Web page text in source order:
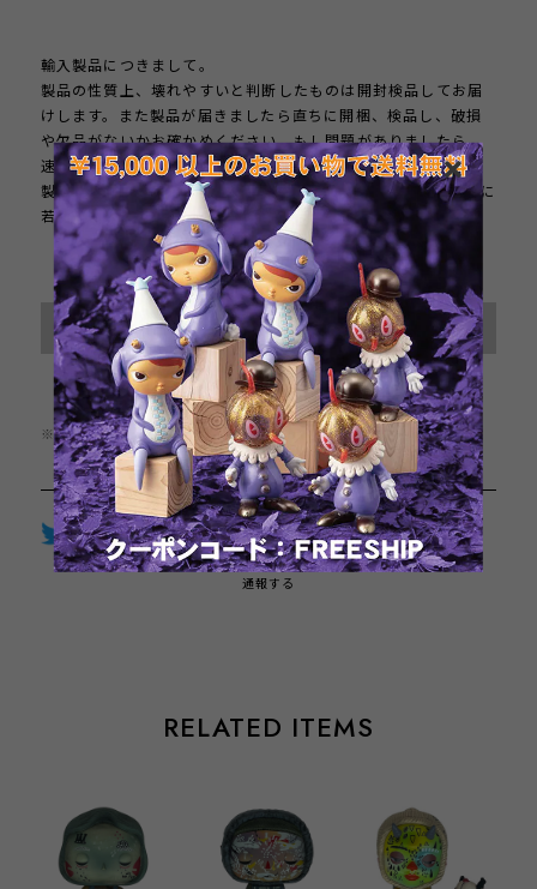
輸入製品につきまして。
製品の性質上、壊れやすいと判断したものは開封検品してお届
けします。また製品が届きましたら直ちに開梱、検品し、破損
や欠品がないかお確かめください。もし問題がありましたら、
速やかにご連絡ください。製品到着後、１週間以上が経過した
製品のクレームにはお応えしかねます。輸入製品につき、外箱に
若干の小傷がある場合がございます。ご了承ください。
International shipping available
Sold out
日本国内にお住まいの方向け
※この商品は1点までのご注文とさせていただきます。
Twitter LINE Facebook
通報する
RELATED ITEMS